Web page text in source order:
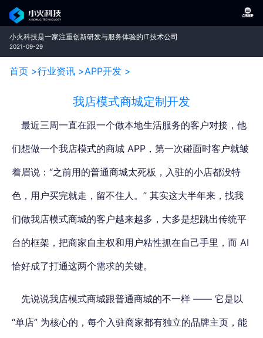
小火科技是一家注重创新研发与服务体验的IT技术公司
2021-09-29
首页 >行业资讯 >APP开发 >
我店模式商城定制开发
最近三周一直在跟一个做本地生活服务的客户对接，他
们想做一个我店模式的商城 APP，第一次碰面时客户就皱
着眉说：“之前用的普通商城太死板，入驻的小店都没特
色，用户买完就走，留不住人。” 其实这大半年来，找我
们做我店模式商城的客户越来越多，大多是想跳出传统平
台的框架，把商家自主权和用户粘性抓在自己手里，而 AI
恰好成了打通这两个需求的关键。
先说说我店模式商城跟普通商城的不一样 —— 它是以
“单店” 为核心的，每个入驻商家都有独立的品牌主页，能